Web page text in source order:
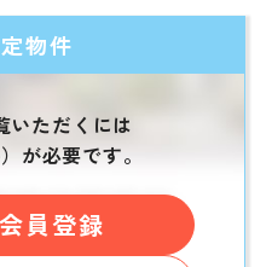
物件
いただくには
が必要です。
員登録